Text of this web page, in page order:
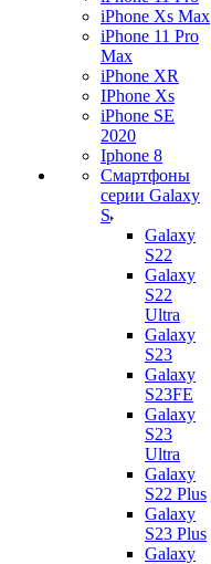
iPhone Xs Max
iPhone 11 Pro
Max
iPhone XR
IPhone Xs
iPhone SE
2020
Iphone 8
Смартфоны
серии Galaxy
S
Galaxy
S22
Galaxy
S22
Ultra
Galaxy
S23
Galaxy
S23FE
Galaxy
S23
Ultra
Galaxy
S22 Plus
Galaxy
S23 Plus
Galaxy